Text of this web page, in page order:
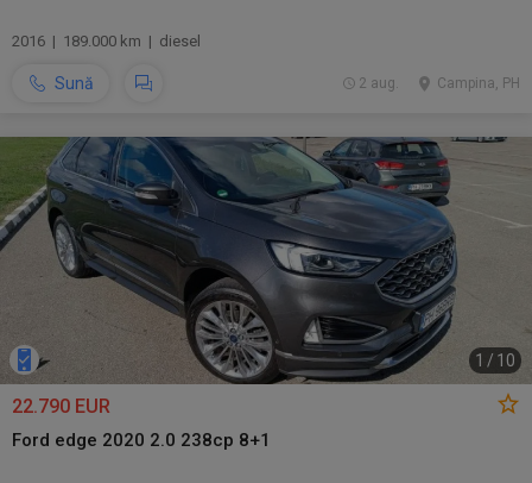
2016 | 189.000 km | diesel
Sună Campina, PH
2 aug.
1 / 10
22.790 EUR
Ford edge 2020 2.0 238cp 8+1